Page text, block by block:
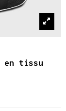
en tissu